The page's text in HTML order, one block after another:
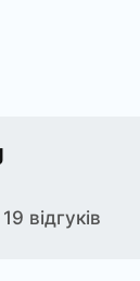
19 відгуків